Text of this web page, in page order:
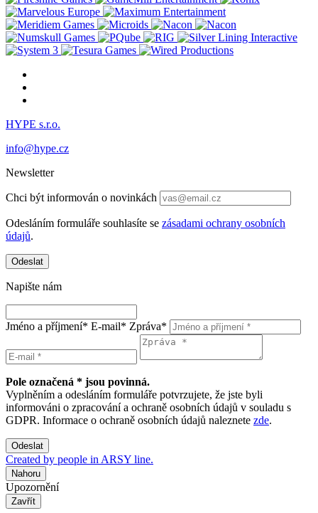
HYPE s.r.o.
info@hype.cz
Newsletter
Chci být informován o novinkách
Odesláním formuláře souhlasíte se zásadami ochrany osobních
údajů.
Odeslat
Napište nám
Jméno a příjmení* E-mail* Zpráva*
Pole označená * jsou povinná.
Vyplněním a odesláním formuláře potvrzujete, že jste byli
informováni o zpracování a ochraně osobních údajů v souladu s
GDPR. Informace o ochraně osobních údajů naleznete zde.
Odeslat
Created by people in ARSY line.
Nahoru
Upozornění
Zavřít